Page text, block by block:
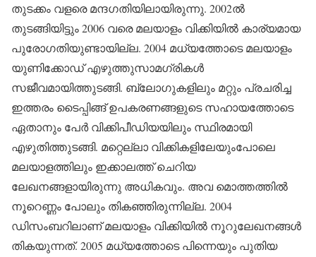
തുടക്കം വളരെ മന്ദഗതിയിലായിരുന്നു. 2002ല്‍
തുടങ്ങിയിട്ടും 2006 വരെ മലയാളം വിക്കിയില്‍ കാര്യമായ
പുരോഗതിയുണ്ടായില്ല. 2004 മധ്യത്തോടെ മലയാളം
യുണിക്കോഡ് എഴുത്തുസാമഗ്രികള്‍
സജീവമായിത്തുടങ്ങി. ബ്ലോഗുകളിലും മറ്റും പ്രചരിച്ച
ഇത്തരം ടൈപ്പിങ്ങ് ഉപകരണങ്ങളുടെ സഹായത്തോടെ
ഏതാനും പേര്‍ വിക്കിപീഡിയയിലും സ്ഥിരമായി
എഴുതിത്തുടങ്ങി. മറ്റെല്ലാ വിക്കികളിലേയുംപോലെ
മലയാളത്തിലും ഇക്കാലത്ത് ചെറിയ
ലേഖനങ്ങളായിരുന്നു അധികവും. അവ മൊത്തത്തില്‍
നൂറെണ്ണം പോലും തികഞ്ഞിരുന്നില്ല. 2004
ഡിസംബറിലാണ് മലയാളം വിക്കിയില്‍ നൂറുലേഖനങ്ങള്‍
തികയുന്നത്. 2005 മധ്യത്തോടെ പിന്നെയും പുതിയ